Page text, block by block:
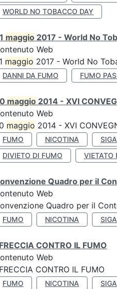
WORLD NO TOBACCO DAY
maggio 2017 - World No
Web
maggio 2017 - World No
DANNI DA FUMO FUMO
maggio 2014 - XVI
Web
maggio 2014 - XVI
FUMO NICOTINA
DIVIETO DI FUMO
VIETATO
Quadro per il
Web
Quadro per il
FUMO NICOTINA
CONTRO IL FUMO
Web
CONTRO IL FUMO
FUMO NICOTINA